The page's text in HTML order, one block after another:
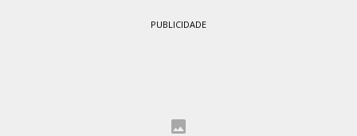
PUBLICIDADE